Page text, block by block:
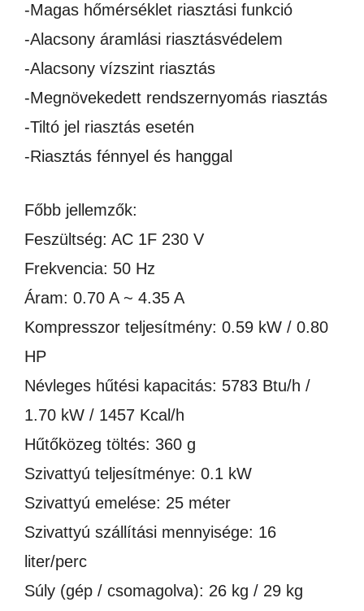
-Magas hőmérséklet riasztási funkció
-Alacsony áramlási riasztásvédelem
-Alacsony vízszint riasztás
-Megnövekedett rendszernyomás riasztás
-Tiltó jel riasztás esetén
-Riasztás fénnyel és hanggal
Főbb jellemzők:
Feszültség: AC 1F 230 V
Frekvencia: 50 Hz
Áram: 0.70 A ~ 4.35 A
Kompresszor teljesítmény: 0.59 kW / 0.80
HP
Névleges hűtési kapacitás: 5783 Btu/h /
1.70 kW / 1457 Kcal/h
Hűtőközeg töltés: 360 g
Szivattyú teljesítménye: 0.1 kW
Szivattyú emelése: 25 méter
Szivattyú szállítási mennyisége: 16
liter/perc
Súly (gép / csomagolva): 26 kg / 29 kg